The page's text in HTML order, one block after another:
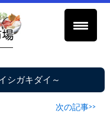
シガキダイ～
次の記事>>